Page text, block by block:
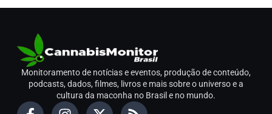
Monitoramento de notícias e eventos, produção de conteúdo,
podcasts, dados, filmes, livros e mais sobre o universo e a
cultura da maconha no Brasil e no mundo.